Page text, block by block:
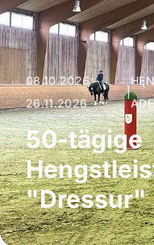
08.10.2026 –
26.11.2026
|
50-tägige
"Dressur"